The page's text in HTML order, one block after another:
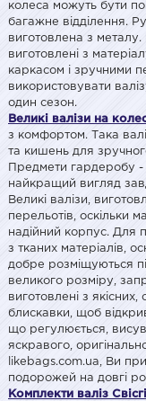
колеса можуть бути
багажне відділення.
виготовлена з металу.
виготовлені з
каркасом і зручними
використовувати
один сезон.
Великі валізи на
з комфортом. Така
та кишень для
Предмети гардеробу -
найкращий вигляд
Великі валізи,
перельотів, оскільки
надійний корпус. Для
з тканих матеріалів,
добре розміщуються
великого розміру,
виготовлені з
блискавки, щоб
що регулюється,
яскравого,
likebags.com.ua, Ви
подорожей на довгі
Комплекти валіз